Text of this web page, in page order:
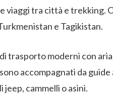
tra città e trekking.
e Tagikistan.
trasporto moderni con
accompagnati da
cammelli o asini.